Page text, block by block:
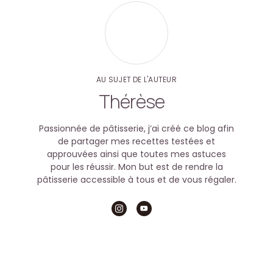
AU SUJET DE L'AUTEUR
Thérèse
Passionnée de pâtisserie, j’ai créé ce blog afin
de partager mes recettes testées et
approuvées ainsi que toutes mes astuces
pour les réussir. Mon but est de rendre la
pâtisserie accessible à tous et de vous régaler.